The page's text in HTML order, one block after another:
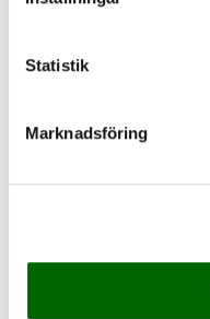
Statistik
Marknadsföring
Hagfors